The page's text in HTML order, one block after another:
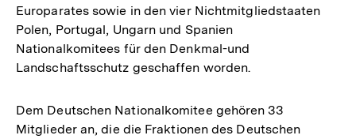
Europarates sowie in den vier Nichtmitgliedstaaten
Polen, Portugal, Ungarn und Spanien
Nationalkomitees für den Denkmal-und
Landschaftsschutz geschaffen worden.
Dem Deutschen Nationalkomitee gehören 33
Mitglieder an, die die Fraktionen des Deutschen